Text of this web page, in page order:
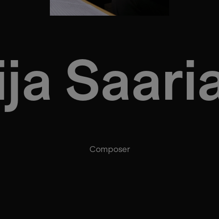
Composer